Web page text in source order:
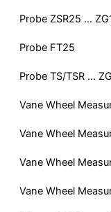
Probe ZSR25 …
Probe FT25
Probe TS/TSR …
Vane Wheel
Vane Wheel
Vane Wheel
Vane Wheel